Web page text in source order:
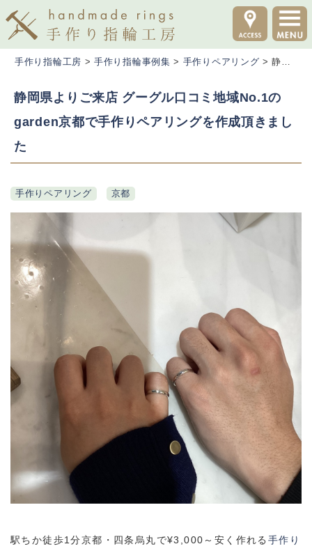
手作り指輪工房 >手作り指輪事例集 > 手作りペアリング >静岡県よりご来店 グーグル口コミ地域No.1のgarden京都で手作りペアリングを作成頂きました
静岡県よりご来店 グーグル口コミ地域No.1の
garden京都で手作りペアリングを作成頂きまし
た
手作りペアリング 京都
駅ちか徒歩1分京都・四条烏丸で¥3,000～安く作れる 手作り